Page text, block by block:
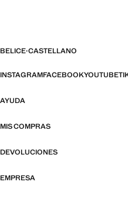
BELICE·CASTELLANO
INSTAGRAMFACEBOOKYOUTUBE
AYUDA
MIS COMPRAS
DEVOLUCIONES
EMPRESA